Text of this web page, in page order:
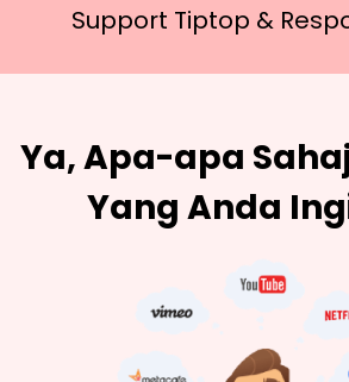
Support Tiptop &
Ya, Apa-apa
Yang Anda